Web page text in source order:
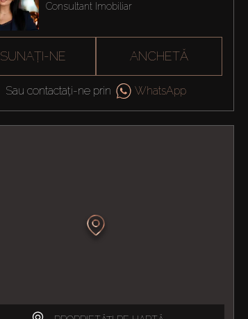
Consultant Imobiliar
SUNAȚI-NE ANCHETĂ
Sau contactați-ne prin WhatsApp